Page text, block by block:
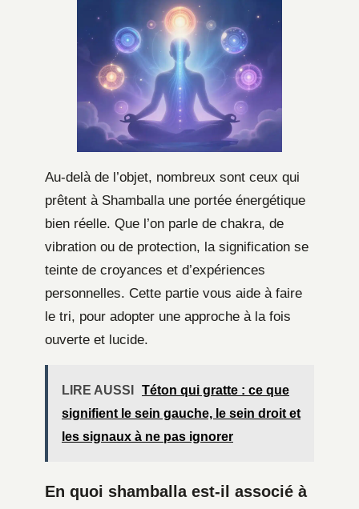
Au-delà de l’objet, nombreux sont ceux qui
prêtent à Shamballa une portée énergétique
bien réelle. Que l’on parle de chakra, de
vibration ou de protection, la signification se
teinte de croyances et d’expériences
personnelles. Cette partie vous aide à faire
le tri, pour adopter une approche à la fois
ouverte et lucide.
LIRE AUSSI
Téton qui gratte : ce que
signifient le sein gauche, le sein droit et
les signaux à ne pas ignorer
En quoi shamballa est-il associé à